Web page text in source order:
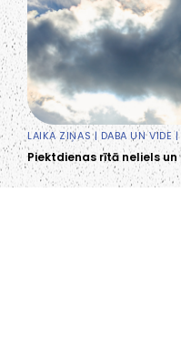
LAIKA ZIŅAS| DABA UN VIDE|
Piektdienas rītā neliels